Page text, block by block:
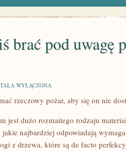
brać pod uwagę
WYŁĄCZONA
rzeczowy pożar, aby się on nie
jest dużo rozmaitego rodzaju
najbardziej odpowiadają
z drzewa, które są de facto